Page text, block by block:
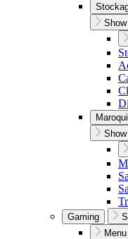
Gaming
Menu